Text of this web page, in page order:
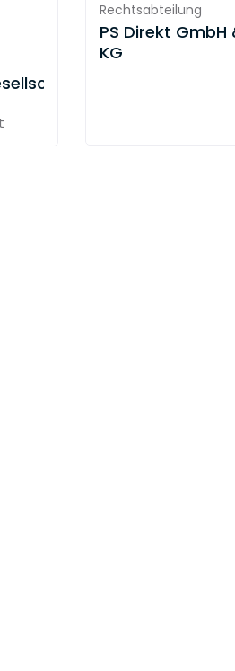
Rechtsabteilung
PS Direkt GmbH
KG